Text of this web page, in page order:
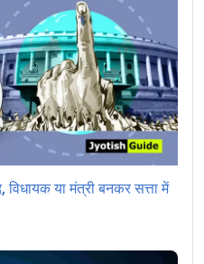
या मंत्री बनकर सत्ता में